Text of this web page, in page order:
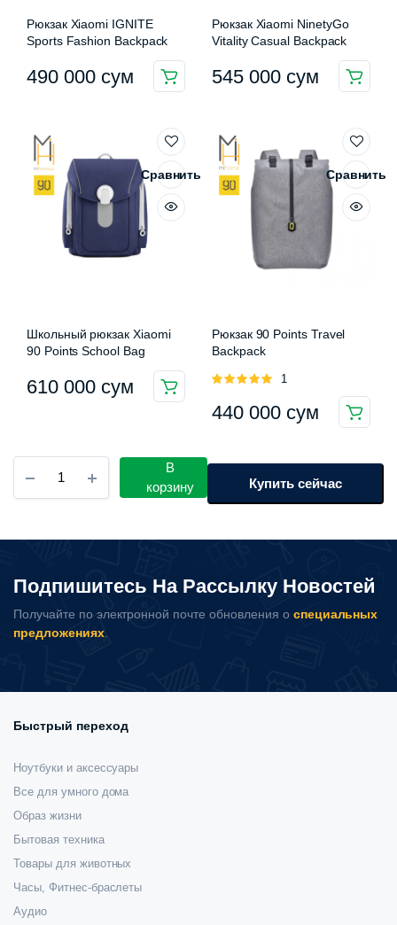
Рюкзак Xiaomi IGNITE
Sports Fashion Backpack
490 000 сум
Этот
несколько
вариаций.
Опции
можно
выбрать
Рюкзак Xiaomi NinetyGo
Vitality Casual Backpack
545 000 сум
Этот
несколько
вариаций.
Опции
можно
выбрать
Сравнить
Школьный рюкзак Xiaomi
90 Points School Bag
610 000 сум
Этот
несколько
вариаций.
Опции
выбрать
странице
товара.
Сравнить
Рюкзак 90 Points Travel
Backpack
Оценка
1
440 000 сум
Money
Queen
В
корзину
Купить сейчас
Подпишитесь На Рассылку Новостей
Получайте по электронной почте обновления о специальных
предложениях.
Быстрый переход
Ноутбуки и аксессуары
Все для умного дома
Образ жизни
Бытовая техника
Товары для животных
Часы, Фитнес-браслеты
Аудио